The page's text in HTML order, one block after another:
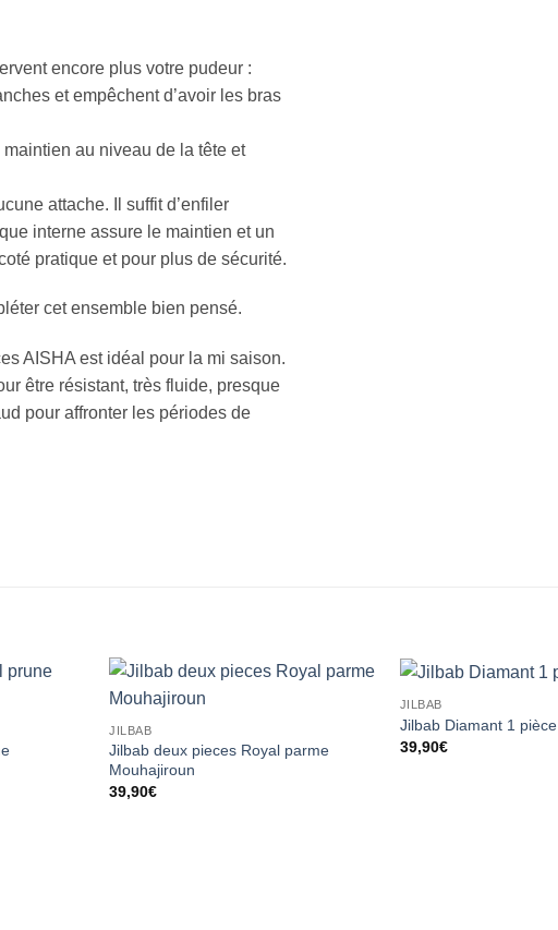
encore plus votre pudeur :
et empêchent d’avoir les bras
au niveau de la tête et
attache. Il suffit d’enfiler
interne assure le maintien et un
pratique et pour plus de sécurité.
cet ensemble bien pensé.
AISHA est idéal pour la mi saison.
être résistant, très fluide, presque
pour affronter les périodes de
d’envies
JILBAB
Jilbab deux pieces Royal parme
Mouhajiroun
39,90€
JILBAB
Jilbab Diamant 1 pièce
39,90€